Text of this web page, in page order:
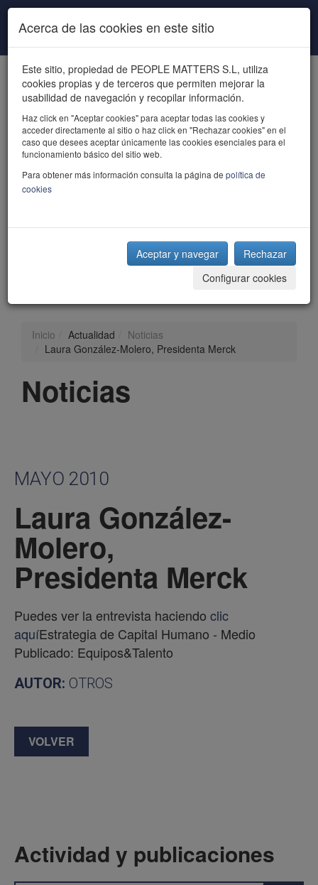
Pasar al contenido principal
powered by talent
Inicio Actualidad
Noticias
Laura González-Molero, Presidenta Merck
Noticias
MAYO 2010
Laura González-
Molero,
Presidenta Merck
Puedes ver la entrevista haciendo clic
aquíEstrategia de Capital Humano - Medio
Publicado: Equipos&Talento
AUTOR: OTROS
VOLVER
Actividad y publicaciones
Acerca de las cookies en este sitio
Este sitio, propiedad de PEOPLE MATTERS S.L, utiliza
cookies propias y de terceros que permiten mejorar la
usabilidad de navegación y recopilar información.
Haz click en "Aceptar cookies" para aceptar todas las cookies y
acceder directamente al sitio o haz click en "Rechazar cookies" en el
caso que desees aceptar únicamente las cookies esenciales para el
funcionamiento básico del sitio web.
Para obtener más información consulta la página de política de
cookies
Aceptar y navegar
Rechazar
Configurar cookies